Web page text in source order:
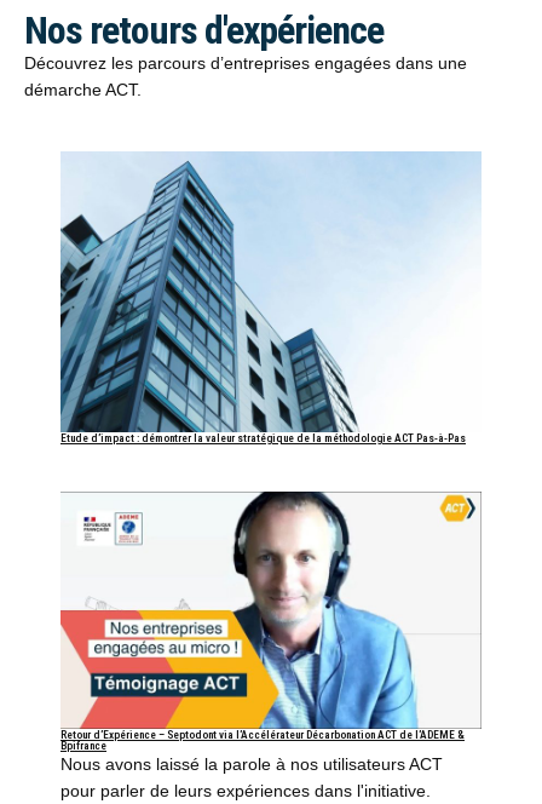
Nos retours d'expérience
Découvrez les parcours d’entreprises engagées dans une
démarche ACT.
Etude d’impact : démontrer la valeur stratégique de la méthodologie ACT Pas-à-Pas
Retour d’Expérience – Septodont via l’Accélérateur Décarbonation ACT de l’ADEME &
Bpifrance
Nous avons laissé la parole à nos utilisateurs ACT
pour parler de leurs expériences dans l'initiative.